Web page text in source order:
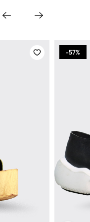
-57%